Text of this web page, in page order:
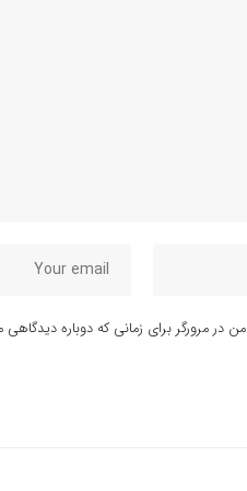
در مرورگر برای زمانی که دوباره